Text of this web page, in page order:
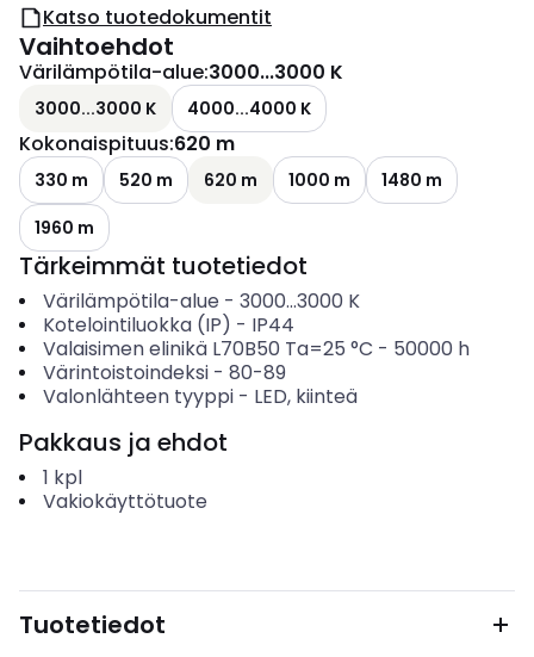
Katso tuotedokumentit
Vaihtoehdot
Värilämpötila-alue:3000...3000 K
3000...3000 K 4000...4000 K
Kokonaispituus:620 m
330 m 520 m 620 m 1000 m
1480 m
1960 m
Tärkeimmät tuotetiedot
Värilämpötila-alue - 3000...3000 K
Kotelointiluokka (IP) - IP44
Valaisimen elinikä L70B50 Ta=25 °C - 50000 h
Värintoistoindeksi- 80-89
Valonlähteen tyyppi- LED, kiinteä
Pakkaus ja ehdot
1 kpl
Vakiokäyttötuote
Tuotetiedot